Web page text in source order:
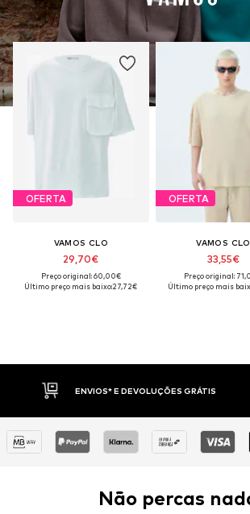
OFERTA
VAMOS CLO
29,70€
Preço original: 60,00€
Último preço mais baixo:27,72€
OFERTA
VAMOS CLO
33,55€
Preço original:
Último preço mais
30 DIAS DE DIREITO DE DEVOLUÇÃO
Não percas